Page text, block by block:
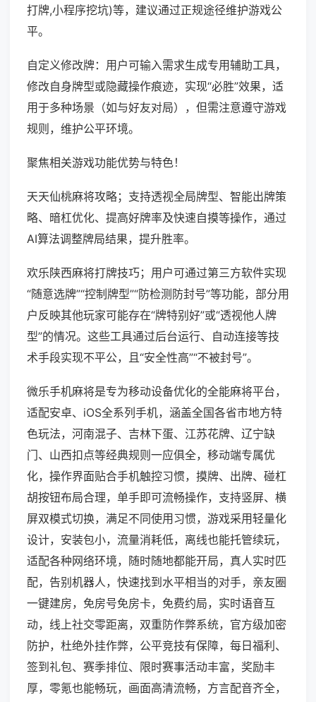
打牌,小程序挖坑)等，建议通过正规途径维护游戏公
平。
自定义修改牌：用户可输入需求生成专用辅助工具，
修改自身牌型或隐藏操作痕迹，实现“必胜”效果，适
用于多种场景（如与好友对局），但需注意遵守游戏
规则，维护公平环境。
聚焦相关游戏功能优势与特色！
天天仙桃麻将攻略；支持透视全局牌型、智能出牌策
略、暗杠优化、提高好牌率及快速自摸等操作，通过
AI算法调整牌局结果，提升胜率。
欢乐陕西麻将打牌技巧；用户可通过第三方软件实现
“随意选牌”“控制牌型”“防检测防封号”等功能，部分用
户反映其他玩家可能存在“牌特别好”或“透视他人牌
型”的情况。这些工具通过后台运行、自动连接等技
术手段实现不平公，且“安全性高”“不被封号”。
微乐手机麻将是专为移动设备优化的全能麻将平台，
适配安卓、iOS全系列手机，涵盖全国各省市地方特
色玩法，河南混子、吉林下蛋、江苏花牌、辽宁缺
门、山西扣点等经典规则一应俱全，移动端专属优
化，操作界面贴合手机触控习惯，摸牌、出牌、碰杠
胡按钮布局合理，单手即可流畅操作，支持竖屏、横
屏双模式切换，满足不同使用习惯，游戏采用轻量化
设计，安装包小，流量消耗低，离线也能托管续玩，
适配各种网络环境，随时随地都能开局，真人实时匹
配，告别机器人，快速找到水平相当的对手，亲友圈
一键建房，免房号免房卡，免费约局，实时语音互
动，线上社交零距离，双重防作弊系统，官方级加密
防护，杜绝外挂作弊，公平竞技有保障，每日福利、
签到礼包、赛季排位、限时赛事活动丰富，奖励丰
厚，零氪也能畅玩，画面高清流畅，方言配音齐全，